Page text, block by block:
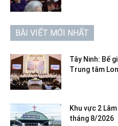
BÀI VIẾT MỚI NHẤT
Tây Ninh: Bế
Trung tâm
Khu vực 2
tháng 8/2026